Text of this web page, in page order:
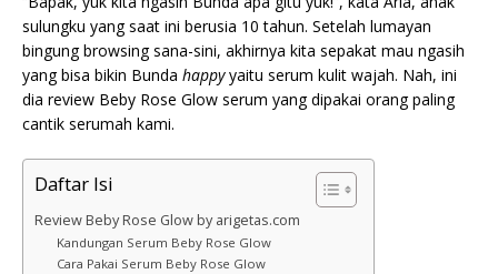
sulungku yang saat ini berusia 10 tahun. Setelah lumayan
bingung browsing sana-sini, akhirnya kita sepakat mau ngasih
yang bisa bikin Bunda happyyaitu serum kulit wajah. Nah, ini
dia review Beby Rose Glow serum yang dipakai orang paling
cantik serumah kami.
Daftar Isi
Review Beby Rose Glow by arigetas.com
Kandungan Serum Beby Rose Glow
Cara Pakai Serum Beby Rose Glow